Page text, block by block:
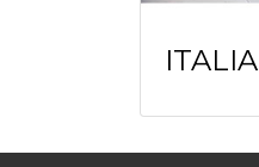
ITALIA